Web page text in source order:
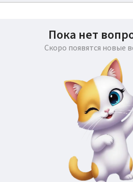
Пока нет
Скоро появятся новые